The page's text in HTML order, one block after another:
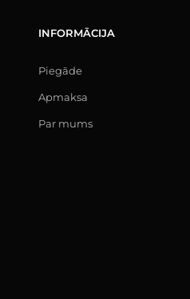
INFORMĀCIJA
Piegāde
Apmaksa
Par mums